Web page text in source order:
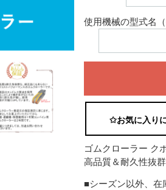
使用機械の型式名（
✩お気に入り
ゴムクローラー ク
高品質＆耐久性抜
■シーズン以外、在